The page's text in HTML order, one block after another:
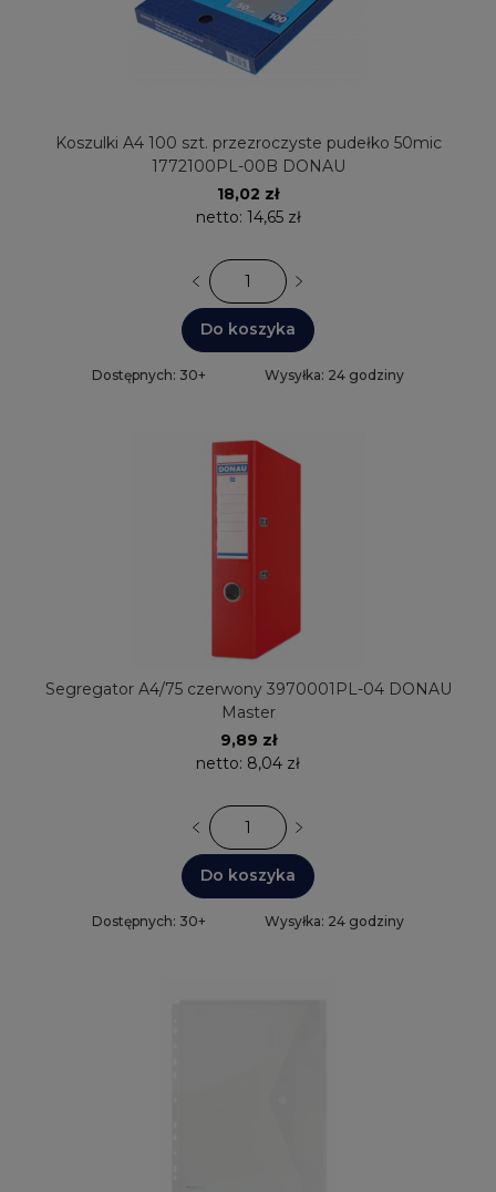
Koszulki A4 100 szt. przezroczyste pudełko 50mic
1772100PL-00B DONAU
18,02 zł
netto: 14,65 zł
Do koszyka
Dostępnych: 30+ Wysyłka: 24 godziny
Segregator A4/75 czerwony 3970001PL-04 DONAU
Master
9,89 zł
netto: 8,04 zł
Do koszyka
Dostępnych: 30+ Wysyłka: 24 godziny